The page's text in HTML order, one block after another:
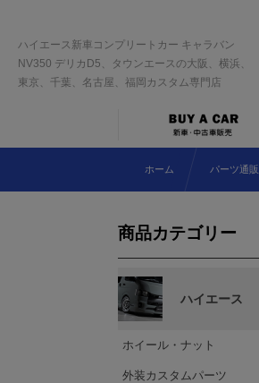
ハイエース新車コンプリートカー キャラバン
NV350 デリカD5、タウンエースの大阪、横浜、
東京、千葉、名古屋、福岡カスタム専門店
ホーム パーツ通販
商品カテゴリー
ハイエース
ホイール・ナット
外装カスタムパーツ